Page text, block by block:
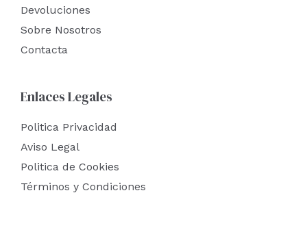
Devoluciones
Sobre Nosotros
Contacta
Enlaces Legales
Politica Privacidad
Aviso Legal
Politica de Cookies
Términos y Condiciones